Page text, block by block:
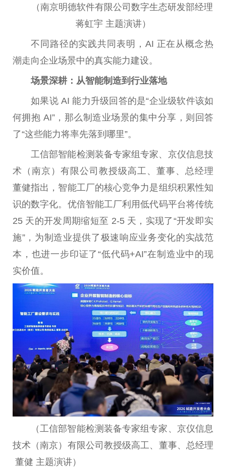
（南京明德软件有限公司数字生态研发部经理
蒋虹宇 主题演讲）
不同路径的实践共同表明，AI 正在从概念热
潮走向企业场景中的真实能力建设。
场景深耕：从智能制造到行业落地
如果说 AI 能力升级回答的是“企业级软件该如
何拥抱 AI”，那么制造业场景的集中分享，则回答
了“这些能力将率先落到哪里”。
工信部智能检测装备专家组专家、京仪信息技
术（南京）有限公司教授级高工、董事、总经理
董健指出，智能工厂的核心竞争力是组织积累性知
识的数字化。优倍智能工厂利用低代码平台将传统
25 天的开发周期缩短至 2-5 天，实现了“开发即实
施”，为制造业提供了极速响应业务变化的实战范
本，也进一步印证了“低代码+AI”在制造业中的现
实价值。
（工信部智能检测装备专家组专家、京仪信息
技术（南京）有限公司教授级高工、董事、总经理
董健 主题演讲）